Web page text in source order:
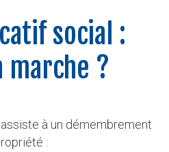
social :
marche ?
assiste à un démembrement
: